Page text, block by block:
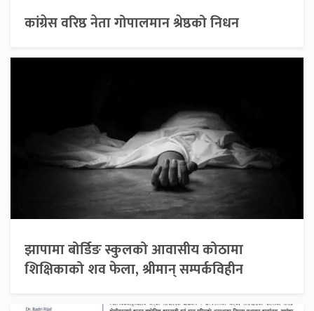
कांग्रेस वरिष्ठ नेता गोपालमान श्रेष्ठको निधन
झापामा बोर्डिङ स्कुलको आवासीय कोठामा
शिक्षिकाको शव फेला, श्रीमान् सम्पर्कविहीन